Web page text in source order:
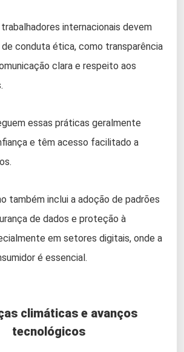
internacionais devem
conduta ética, como transparência
clara e respeito aos
essas práticas geralmente
e têm acesso facilitado a
também inclui a adoção de padrões
de dados e proteção à
em setores digitais, onde a
é essencial.
climáticas e avanços
tecnológicos